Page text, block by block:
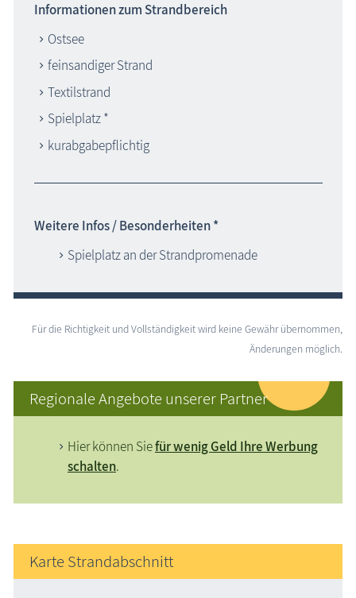
Informationen zum Strandbereich
Ostsee
feinsandiger Strand
Textilstrand
Spielplatz *
kurabgabepflichtig
Weitere Infos / Besonderheiten *
Spielplatz an der Strandpromenade
Für die Richtigkeit und Vollständigkeit wird keine Gewähr übernommen,
Änderungen möglich.
Regionale Angebote unserer Partner
Hier können Siefür wenig Geld Ihre Werbung
schalten.
Karte Strandabschnitt